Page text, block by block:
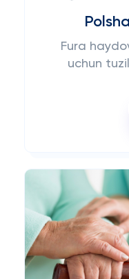
Fura
uchun